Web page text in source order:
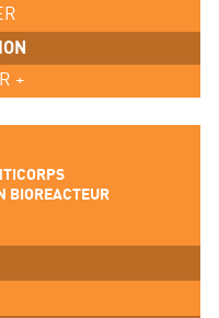
+
BIOREACTEUR